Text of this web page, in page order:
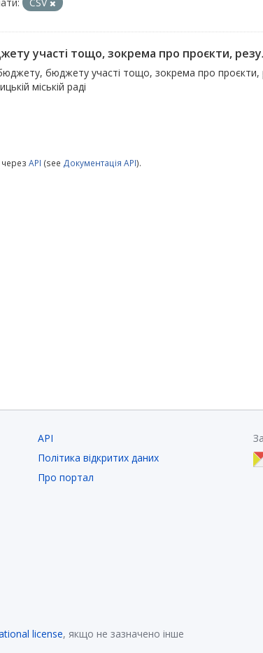
участі тощо, зокрема про проєкти,
бюджету участі тощо, зокрема про проєкти,
міській раді
API (see Документація API).
API
Політика відкритих даних
Про портал
license, якщо не зазначено інше